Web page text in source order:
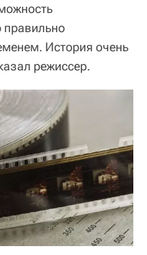
правильно
История очень
режиссер.